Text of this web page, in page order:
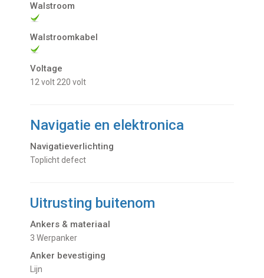
Walstroom
Walstroomkabel
Voltage
12 volt 220 volt
Navigatie en elektronica
Navigatieverlichting
Toplicht defect
Uitrusting buitenom
Ankers & materiaal
3 Werpanker
Anker bevestiging
Lijn